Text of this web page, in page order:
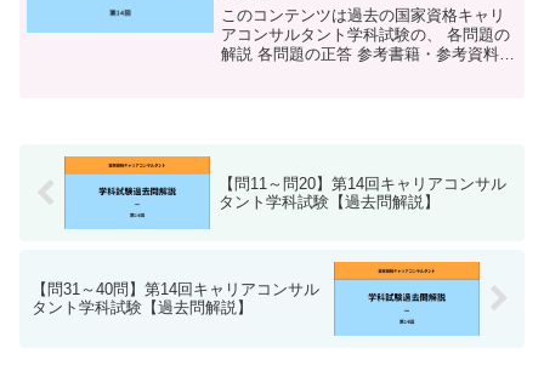
このコンテンツは過去の国家資格キャリ
アコンサルタント学科試験の、 各問題の
解説 各問題の正答 参考書籍・参考資料等
【問11～問20】第14回キャリアコンサル
タント学科試験【過去問解説】
【問31～40問】第14回キャリアコンサル
タント学科試験【過去問解説】